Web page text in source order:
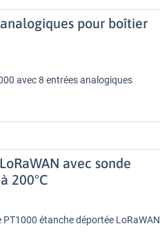
pour boîtier
avec 8 entrées analogiques
avec sonde
200°C
étanche déportée LoRaWAN